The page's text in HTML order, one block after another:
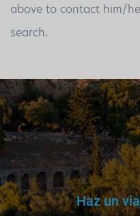
above to contact him/
search.
Haz un